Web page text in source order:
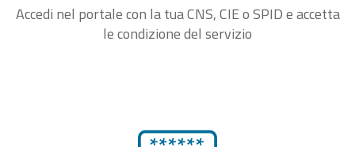
Accedi nel portale con la tua CNS, CIE o SPID e accetta
le condizione del servizio